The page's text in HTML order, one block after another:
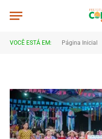
VOCÊ ESTÁ EM: Página Inicial
JWR_3463